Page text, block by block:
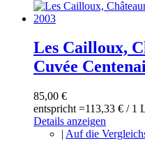
Les Cailloux,
Cuvée
85,00 €
entspricht =113,33 € / 1
Details anzeigen
| Auf die